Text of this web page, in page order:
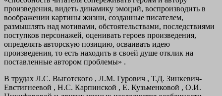
произведения, видеть динамику эмоций, воспроизводить в
воображении картины жизни, созданные писателем,
размышлять над мотивами, обстоятельствами, последствиями
поступков персонажей, оценивать героев произведения,
определять авторскую позицию, осваивать идею
произведения, то есть находить в своей душе отклик на
поставленные автором проблемы» .
В трудах Л.С. Выготского , Л.М. Гурович , Т.Д. Зинкевич-
Евстигнеевой , Н.С. Карпинской , Е. Кузьменковой , О.И.